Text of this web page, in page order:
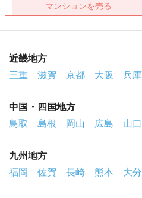
マンションを売る
近畿地方
三重
滋賀 京都 大阪 兵庫
中国・四国地方
鳥取
島根 岡山 広島 山口
九州地方
福岡
佐賀 長崎 熊本 大分